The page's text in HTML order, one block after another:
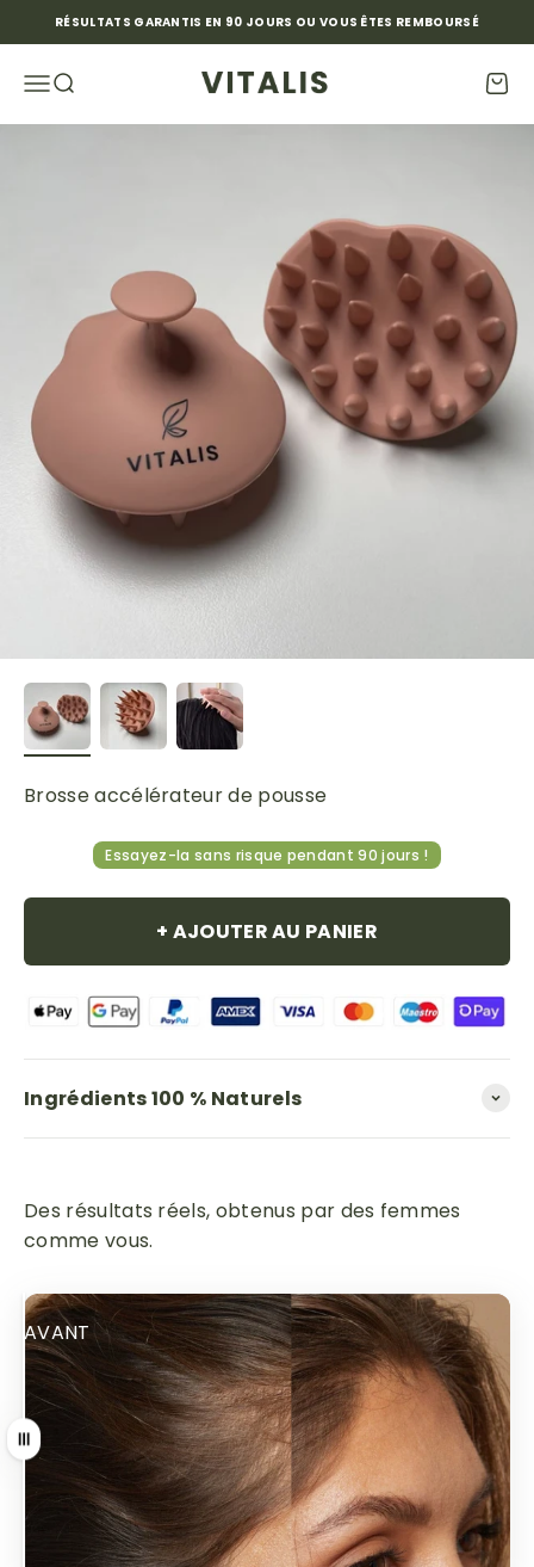
Passer au contenu
RÉSULTATS GARANTIS EN 90 JOURS OU VOUS ÊTES REMBOURSÉ
Ouvrir la navigation
Ouvrir la rechercheVitalis Officiel Voir
Brosse accélérateur de pousse
Essayez-la sans risque pendant 90 jours !
+ AJOUTER AU PANIER
Ingrédients 100 % Naturels
Des résultats réels, obtenus par des femmes
comme vous.
AVANT
APRÈS
Tirer